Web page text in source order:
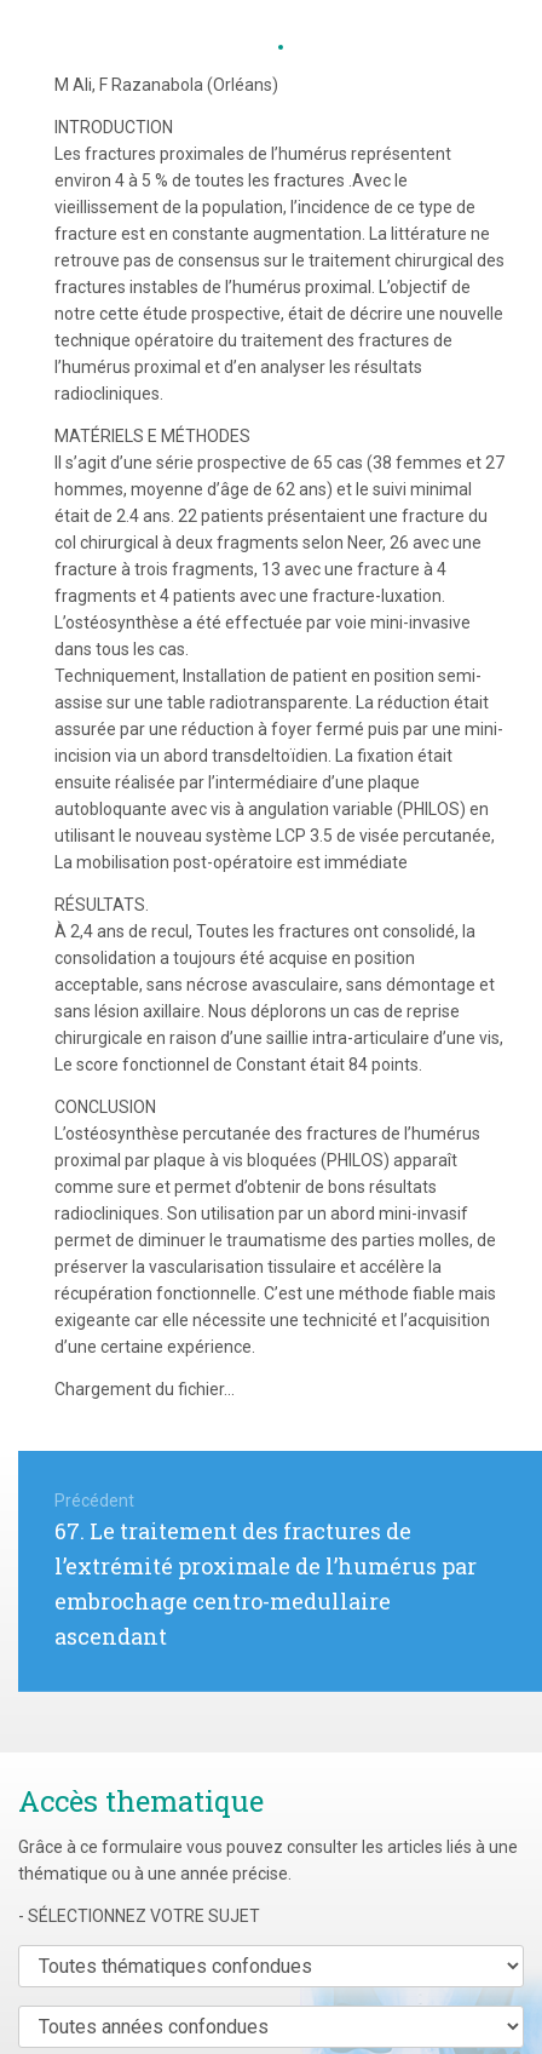
M Ali, F Razanabola (Orléans)
INTRODUCTION
Les fractures proximales de l’humérus représentent
environ 4 à 5 % de toutes les fractures .Avec le
vieillissement de la population, l’incidence de ce type de
fracture est en constante augmentation. La littérature ne
retrouve pas de consensus sur le traitement chirurgical des
fractures instables de l’humérus proximal. L’objectif de
notre cette étude prospective, était de décrire une nouvelle
technique opératoire du traitement des fractures de
l’humérus proximal et d’en analyser les résultats
radiocliniques.
MATÉRIELS E MÉTHODES
Il s’agit d’une série prospective de 65 cas (38 femmes et 27
hommes, moyenne d’âge de 62 ans) et le suivi minimal
était de 2.4 ans. 22 patients présentaient une fracture du
col chirurgical à deux fragments selon Neer, 26 avec une
fracture à trois fragments, 13 avec une fracture à 4
fragments et 4 patients avec une fracture-luxation.
L’ostéosynthèse a été effectuée par voie mini-invasive
dans tous les cas.
Techniquement, Installation de patient en position semi-
assise sur une table radiotransparente. La réduction était
assurée par une réduction à foyer fermé puis par une mini-
incision via un abord transdeltoïdien. La fixation était
ensuite réalisée par l’intermédiaire d’une plaque
autobloquante avec vis à angulation variable (PHILOS) en
utilisant le nouveau système LCP 3.5 de visée percutanée,
La mobilisation post-opératoire est immédiate
RÉSULTATS.
À 2,4 ans de recul, Toutes les fractures ont consolidé, la
consolidation a toujours été acquise en position
acceptable, sans nécrose avasculaire, sans démontage et
sans lésion axillaire. Nous déplorons un cas de reprise
chirurgicale en raison d’une saillie intra-articulaire d’une vis,
Le score fonctionnel de Constant était 84 points.
CONCLUSION
L’ostéosynthèse percutanée des fractures de l’humérus
proximal par plaque à vis bloquées (PHILOS) apparaît
comme sure et permet d’obtenir de bons résultats
radiocliniques. Son utilisation par un abord mini-invasif
permet de diminuer le traumatisme des parties molles, de
préserver la vascularisation tissulaire et accélère la
récupération fonctionnelle. C’est une méthode fiable mais
exigeante car elle nécessite une technicité et l’acquisition
d’une certaine expérience.
Chargement du fichier...
de
l’article
Précédent
Article
:
67. Le traitement des fractures de
l’extrémité proximale de l’humérus par
embrochage centro-medullaire
ascendant
Accès thematique
Grâce à ce formulaire vous pouvez consulter les articles liés à une
thématique ou à une année précise.
- SÉLECTIONNEZ VOTRE SUJET